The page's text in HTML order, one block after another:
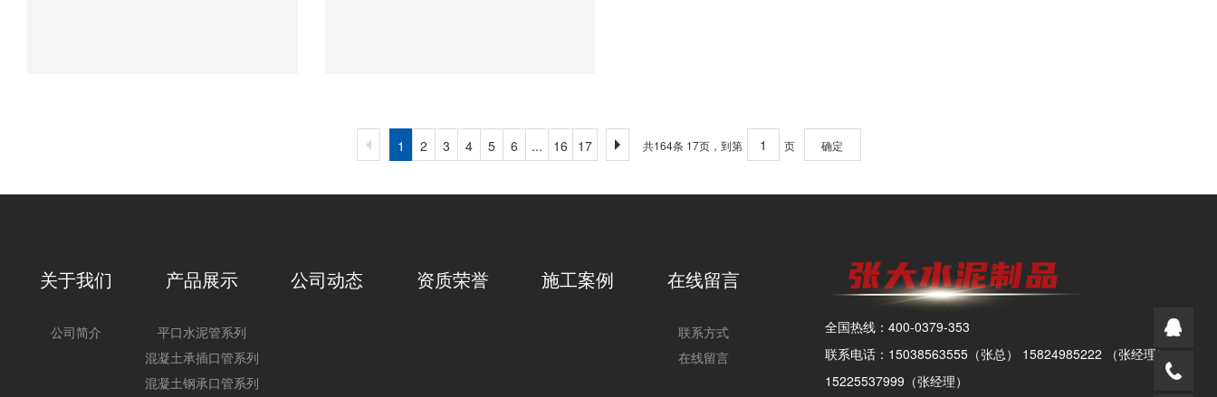
1 2 3 4 5 6 ... 16 17 共164条 17页，到第 页 确定
关于我们
公司简介
产品展示
平口水泥管系列
混凝土承插口管系列
混凝土钢承口管系列
公司动态 资质荣誉 施工案例 在线留言
联系方式
在线留言
全国热线：400-0379-353
联系电话：15038563555（张总） 15824985222 （张经理）
15225537999（张经理）